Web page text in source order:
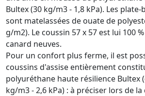
Bultex (30 kg/m3 - 1,8 kPa). Les
sont matelassées de ouate de
g/m2). Le coussin 57 x 57 est lui 100
canard neuves.
Pour un confort plus ferme, il est
coussins d'assise entièrement
polyuréthane haute résilience Bultex
kg/m3 - 2,6 kPa) : à préciser lors de